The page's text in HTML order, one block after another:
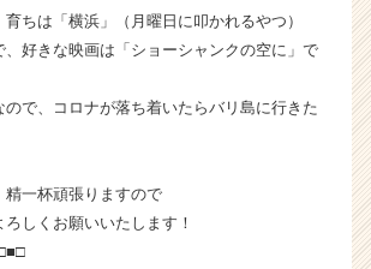
業
か
ス
ト
届
ちは「横浜」（月曜日に叩かれるやつ）
、好きな映画は「ショーシャンクの空に」で
ので、コロナが落ち着いたらバリ島に行きた
精一杯頑張りますので
ろしくお願いいたします！